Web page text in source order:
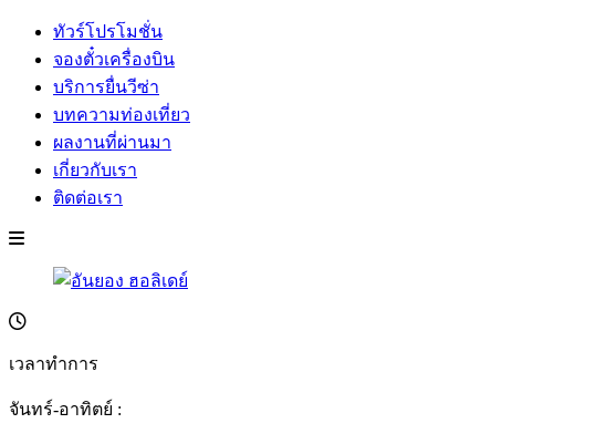
ทัวร์โปรโมชั่น
จองตั๋วเครื่องบิน
บริการยื่นวีซ่า
บทความท่องเที่ยว
ผลงานที่ผ่านมา
เกี่ยวกับเรา
ติดต่อเรา
เวลาทำการ
จันทร์-อาทิตย์ :